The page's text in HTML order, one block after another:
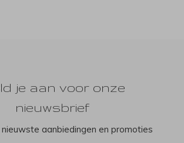
je aan voor onze
nieuwsbrief
aanbiedingen en promoties